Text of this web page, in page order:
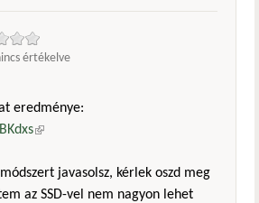
értékelve
eredménye:
(külső hivatkozás)
javasolsz, kérlek oszd meg
az SSD-vel nem nagyon lehet